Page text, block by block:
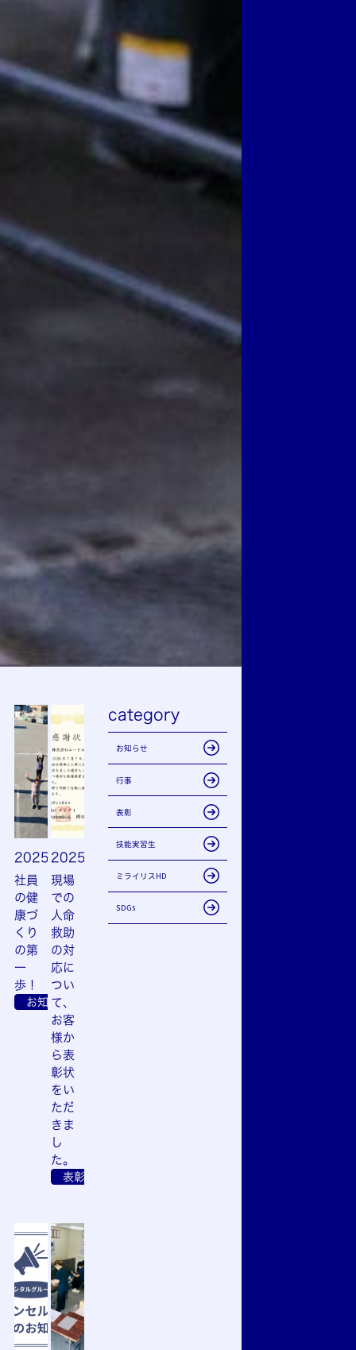
category
お知らせ
行事
表彰
技能実習生
ミライリスHD
SDGs
2025.10.28
社員
の健
康づ
くり
の第
一
歩！
お知らせ
2025.10.13
現場
での
人命
救助
の対
応に
つい
て、
お客
様か
ら表
彰状
をい
ただ
きま
し
た。
表彰